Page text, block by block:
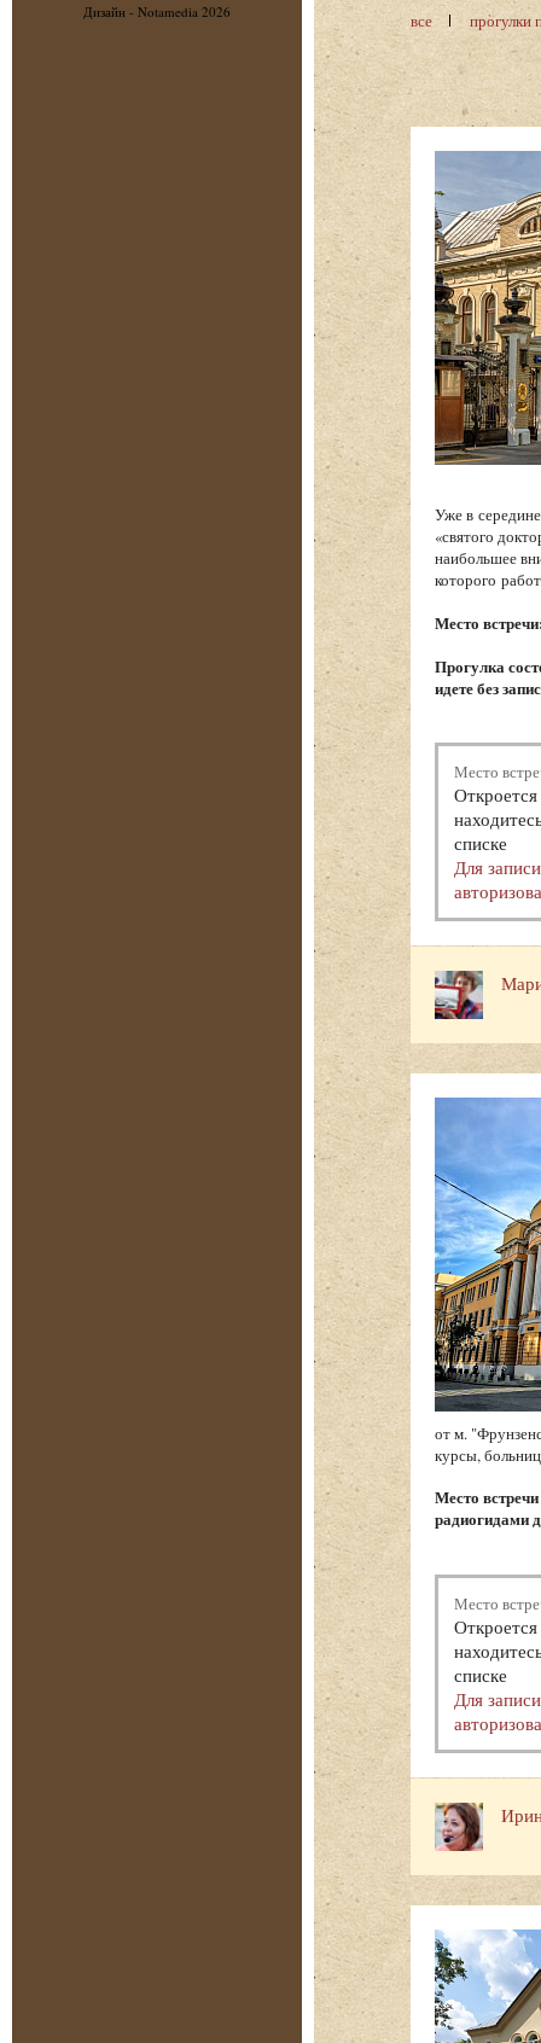
Дизайн - Notamedia 2026 все прогулки
Уже в
«святого
наибольшее
которого
Место
Прогулка
идете без
Место
списке
Для
от м.
курсы,
Место
радиогидами
Место
списке
Для